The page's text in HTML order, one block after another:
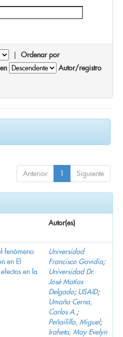
| Ordenar por
Autor/registro
Anterior 1 Siguiente
Autor(es)
fenómeno
en El
en la
Universidad
Francisco Gavidia;
Universidad Dr.
José Matías
Delgado; USAID;
Umaña Cerna,
Carlos A.;
Peñailillo, Miguel;
Iraheta, May Evelyn